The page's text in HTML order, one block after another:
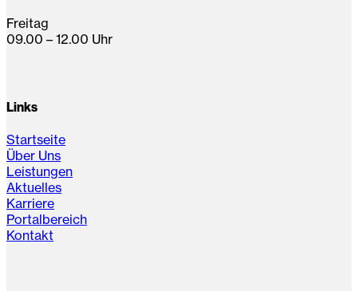
Freitag
09.00 – 12.00 Uhr
Links
Startseite
Über Uns
Leistungen
Aktuelles
Karriere
Portalbereich
Kontakt